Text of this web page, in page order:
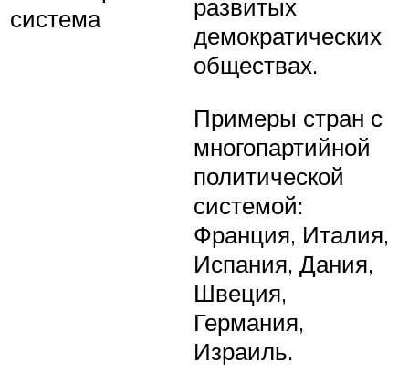
система
развитых
демократических
обществах.
Примеры стран с
многопартийной
политической
системой:
Франция, Италия,
Испания, Дания,
Швеция,
Германия,
Израиль.